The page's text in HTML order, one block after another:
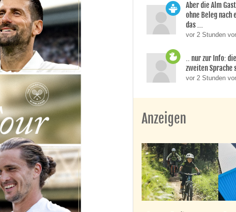
Aber die Alm
ohne Beleg nach
das ...
vor 2 Stunden
.. nur zur Info:
zweiten Sprache
vor 2 Stunden
Anzeigen